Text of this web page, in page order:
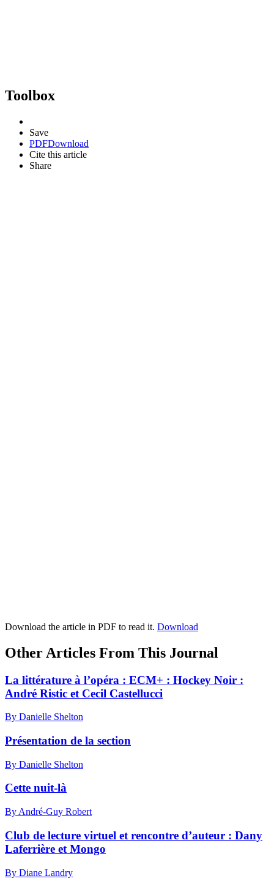
Toolbox
Save
PDFDownload
Cite this article
Share
Download the article in PDF to read it. Download
Other Articles From This Journal
La littérature à l’opéra : ECM+ : Hockey Noir :
André Ristic et Cecil Castellucci
By Danielle Shelton
Présentation de la section
By Danielle Shelton
Cette nuit-là
By André-Guy Robert
Club de lecture virtuel et rencontre d’auteur : Dany
Laferrière et Mongo
By Diane Landry